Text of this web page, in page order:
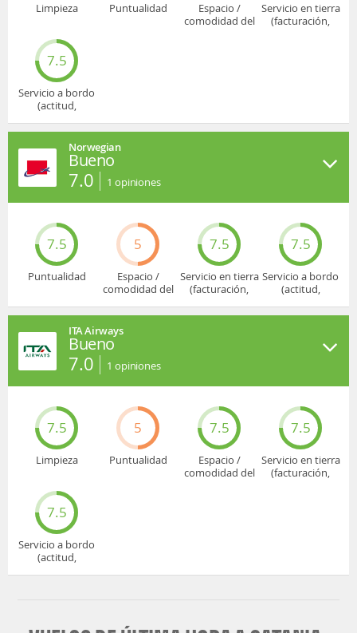
Limpieza Puntualidad
Espacio /
comodidad del
Servicio en tierra
(facturación,
7.5
Servicio a bordo
(actitud,
Norwegian
Bueno
7.0 1 opiniones
7.5
Puntualidad
5
Espacio /
comodidad del
7.5
Servicio en tierra
(facturación,
7.5
Servicio a bordo
(actitud,
ITA Airways
Bueno
7.0 1 opiniones
7.5
Limpieza
5
Puntualidad
7.5
Espacio /
comodidad del
7.5
Servicio en tierra
(facturación,
7.5
Servicio a bordo
(actitud,